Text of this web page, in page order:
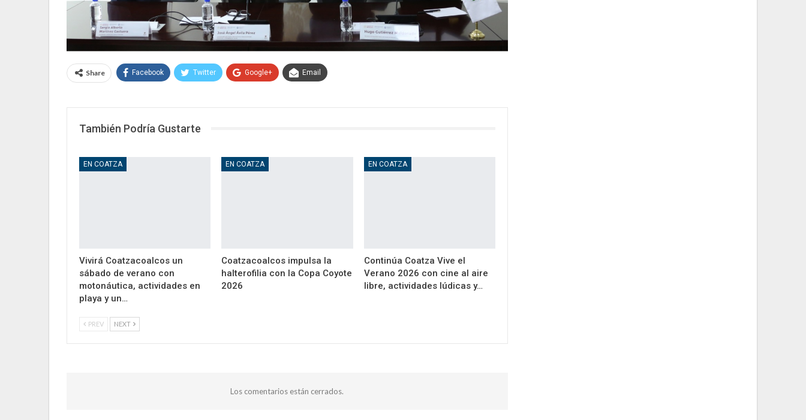
Share Facebook Twitter Google+ Email
También Podría Gustarte
EN COATZA
Vivirá Coatzacoalcos un
sábado de verano con
motonáutica, actividades en
playa y un…
EN COATZA
Coatzacoalcos impulsa la
halterofilia con la Copa Coyote
2026
EN COATZA
Continúa Coatza Vive el
Verano 2026 con cine al aire
libre, actividades lúdicas y…
PREV NEXT
Los comentarios están cerrados.